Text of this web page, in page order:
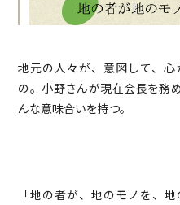
地元の人々が、意図して、
の。小野さんが現在会長を務
んな意味合いを持つ。
「地の者が、地のモノを、